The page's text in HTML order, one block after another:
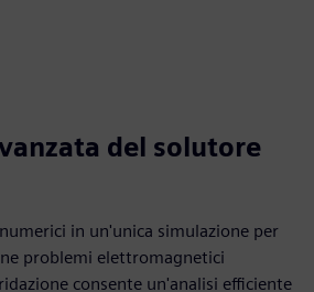
del solutore
in un'unica simulazione per
problemi elettromagnetici
consente un'analisi efficiente